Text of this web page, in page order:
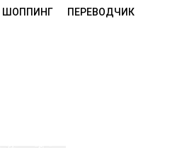
ШОППИНГ ПЕРЕВОДЧИК